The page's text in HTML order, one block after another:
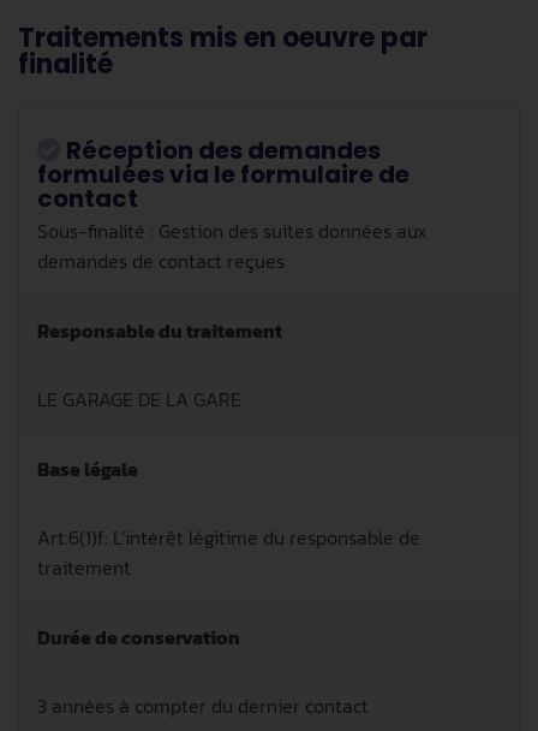
Traitements mis en oeuvre par
finalité
Réception des demandes
formulées via le formulaire de
contact
Sous-finalité : Gestion des suites données aux
demandes de contact reçues
Responsable du traitement
LE GARAGE DE LA GARE
Base légale
Art.6(1)f: L’intérêt légitime du responsable de
traitement
Durée de conservation
3 années à compter du dernier contact